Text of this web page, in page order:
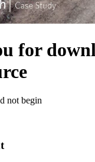
for
not begin